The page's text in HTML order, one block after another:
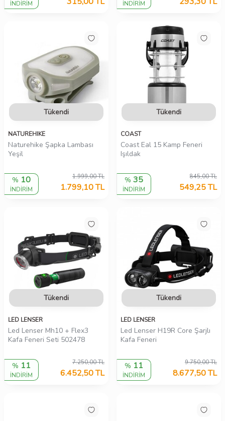
İNDİRİM İNDİRİM
Tükendi
NATUREHIKE
Naturehike Şapka Lambası
Yeşil
% 10
İNDİRİM
1.999,00TL
1.799,10TL
Tükendi
COAST
Coast Eal 15 Kamp Feneri
Işıldak
%35
İNDİRİM
845,00TL
549,25TL
Tükendi
LED LENSER
Led Lenser Mh10 + Flex3
Kafa Feneri Seti 502478
% 11
İNDİRİM
7.250,00TL
6.452,50TL
Tükendi
LED LENSER
Led Lenser H19R Core Şarjlı
Kafa Feneri
% 11
İNDİRİM
9.750,00TL
8.677,50TL